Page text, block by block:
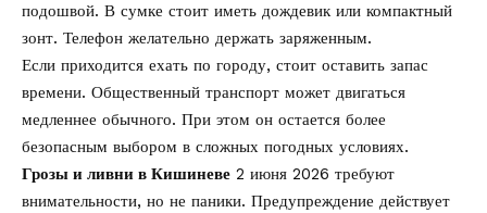
подошвой. В сумке стоит иметь дождевик или компактный
зонт. Телефон желательно держать заряженным.
Если приходится ехать по городу, стоит оставить запас
времени. Общественный транспорт может двигаться
медленнее обычного. При этом он остается более
безопасным выбором в сложных погодных условиях.
Грозы и ливни в Кишиневе 2 июня 2026 требуют
внимательности, но не паники. Предупреждение действует